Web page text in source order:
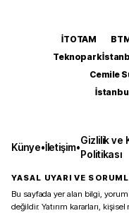
İTOTAM
Teknopark
Cemile
Künye•İletişim•
Gizlilik ve
Politikası
YASAL UYARI VE
Bu sayfada yer alan bilgi, yorum
değildir. Yatırım kararları,